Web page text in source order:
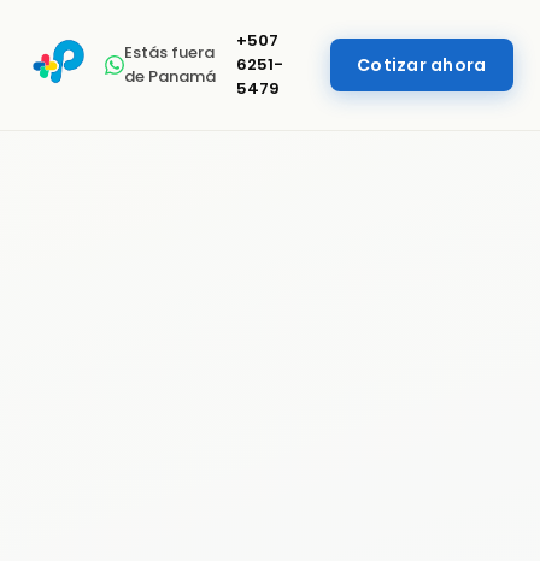
Estás fuera
de Panamá
+507
6251-
5479
Cotizar ahora